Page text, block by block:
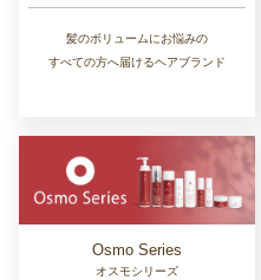
髪のボリュームにお悩みの
すべての方へ届けるヘアブランド
Osmo Series
オスモシリーズ